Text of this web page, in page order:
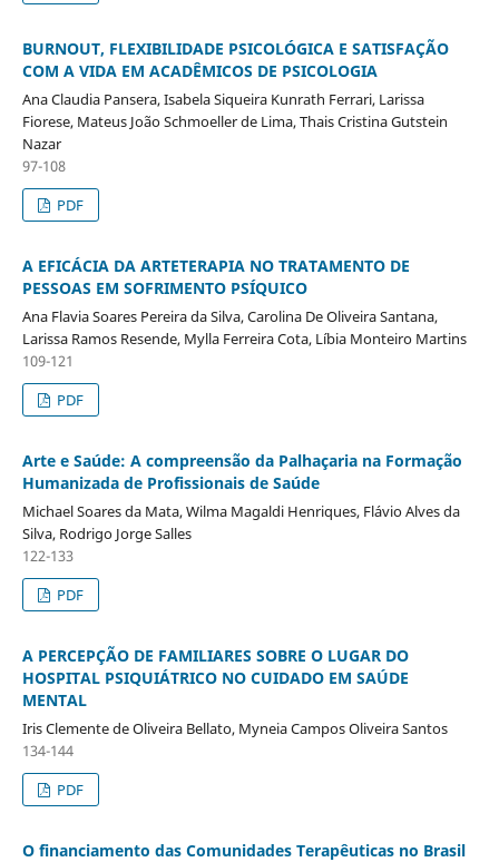
BURNOUT, FLEXIBILIDADE PSICOLÓGICA E SATISFAÇÃO
COM A VIDA EM ACADÊMICOS DE PSICOLOGIA
Ana Claudia Pansera, Isabela Siqueira Kunrath Ferrari, Larissa
Fiorese, Mateus João Schmoeller de Lima, Thais Cristina Gutstein
Nazar
97-108
PDF
A EFICÁCIA DA ARTETERAPIA NO TRATAMENTO DE
PESSOAS EM SOFRIMENTO PSÍQUICO
Ana Flavia Soares Pereira da Silva, Carolina De Oliveira Santana,
Larissa Ramos Resende, Mylla Ferreira Cota, Líbia Monteiro Martins
109-121
PDF
Arte e Saúde: A compreensão da Palhaçaria na Formação
Humanizada de Profissionais de Saúde
Michael Soares da Mata, Wilma Magaldi Henriques, Flávio Alves da
Silva, Rodrigo Jorge Salles
122-133
PDF
A PERCEPÇÃO DE FAMILIARES SOBRE O LUGAR DO
HOSPITAL PSIQUIÁTRICO NO CUIDADO EM SAÚDE
MENTAL
Iris Clemente de Oliveira Bellato, Myneia Campos Oliveira Santos
134-144
PDF
O financiamento das Comunidades Terapêuticas no Brasil